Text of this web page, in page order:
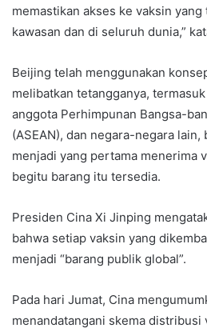
memastikan akses ke vaksin
kawasan dan di seluruh dunia,”
Beijing telah menggunakan
melibatkan tetangganya,
anggota Perhimpunan Bangsa-
(ASEAN), dan negara-negara lain,
menjadi yang pertama menerima
begitu barang itu tersedia.
Presiden Cina Xi Jinping
bahwa setiap vaksin yang
menjadi “barang publik global”.
Pada hari Jumat, Cina
menandatangani skema distribusi